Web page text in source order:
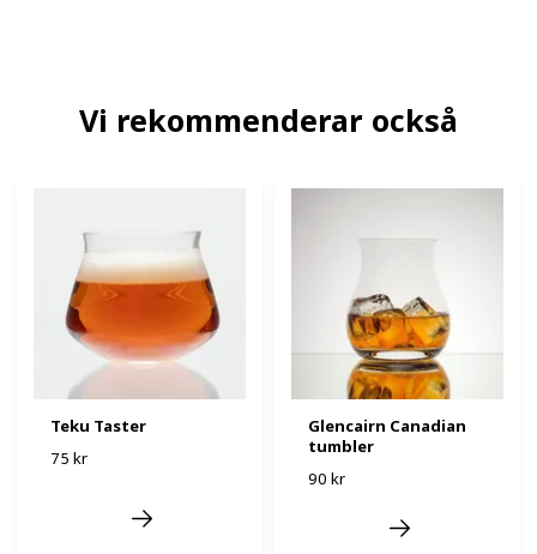
Vi rekommenderar också
Teku Taster
75 kr
Glencairn Canadian
tumbler
90 kr